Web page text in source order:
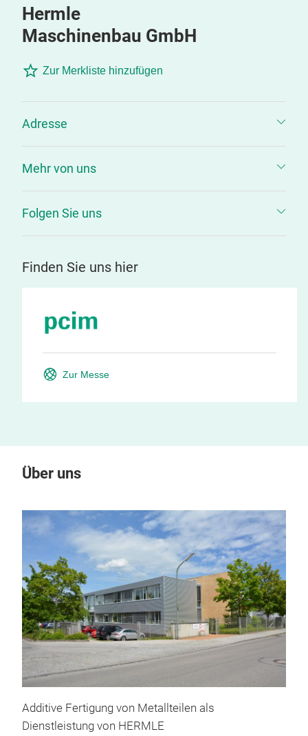
Hermle
Maschinenbau GmbH
Zur Merkliste hinzufügen
Adresse
Mehr von uns
Folgen Sie uns
Finden Sie uns hier
Zur Messe
Über uns
Additive Fertigung von Metallteilen als
Dienstleistung von HERMLE